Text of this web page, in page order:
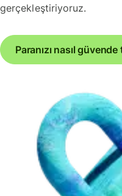
gerçekleştiriyoruz.
Paranızı nasıl